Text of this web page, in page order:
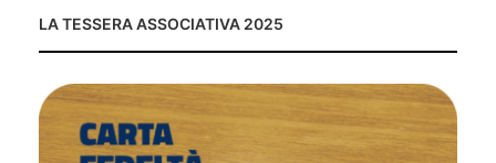
LA TESSERA ASSOCIATIVA 2025